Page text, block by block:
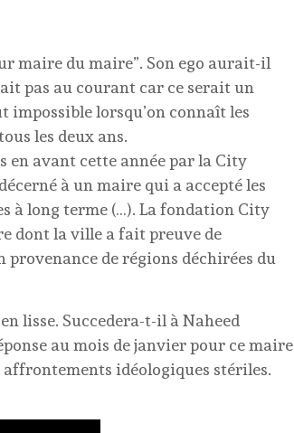
maire du maire”. Son ego aurait-il
pas au courant car ce serait un
impossible lorsqu’on connaît les
les deux ans.
en avant cette année par la City
à un maire qui a accepté les
à long terme (…). La fondation City
dont la ville a fait preuve de
de régions déchirées du
lisse. Succedera-t-il à Naheed
au mois de janvier pour ce maire
idéologiques stériles.